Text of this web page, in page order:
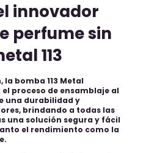
innovador
perfume sin
113
bomba 113 Metal
proceso de ensamblaje al
una durabilidad y
brindando a todas las
una solución segura y fácil
el rendimiento como la